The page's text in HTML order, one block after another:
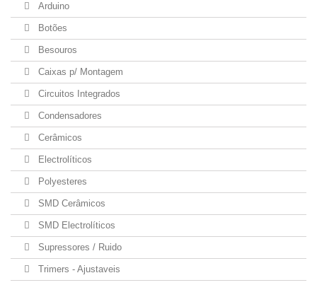
Arduino
Botões
Besouros
Caixas p/ Montagem
Circuitos Integrados
Condensadores
Cerâmicos
Electrolíticos
Polyesteres
SMD Cerâmicos
SMD Electrolíticos
Supressores / Ruido
Trimers - Ajustaveis